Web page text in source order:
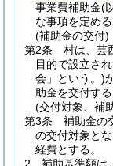
事業費補助金(
な事項を定める
(補助金の交付)
第2条
村は、芸
目的で設立さ
会」という。)
助金を交付する
(交付対象、補
第3条
補助金の
の交付対象と
経費とする。